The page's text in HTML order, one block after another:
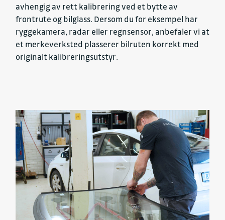
avhengig av rett kalibrering ved et bytte av
frontrute og bilglass. Dersom du for eksempel har
ryggekamera, radar eller regnsensor, anbefaler vi at
et merkeverksted plasserer bilruten korrekt med
originalt kalibreringsutstyr.